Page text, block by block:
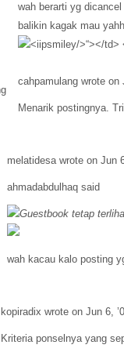
wah berarti yg
balikin kagak mau
cahpamulang wrote on
Menarik postingnya.
melatidesa wrote on Jun
ahmadabdulhaq said
Guestbook tetap
wah kacau kalo posting
kopiradix wrote on Jun 6,
Kriteria ponselnya yang